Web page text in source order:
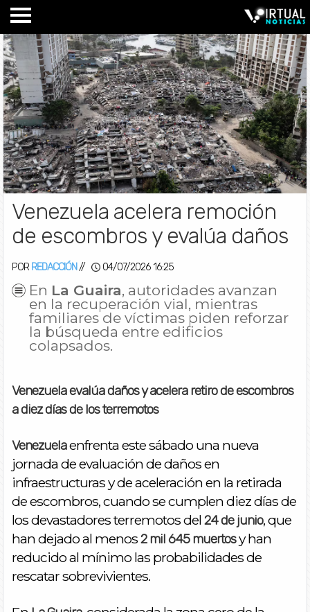
Venezuela acelera remoción
de escombros y evalúa daños
POR REDACCIÓN // 04/07/2026 16:25
En La Guaira, autoridades avanzan
en la recuperación vial, mientras
familiares de víctimas piden reforzar
la búsqueda entre edificios
colapsados.
Venezuela evalúa daños y acelera retiro de escombros
a diez días de los terremotos
Venezuelaenfrenta este sábado una nueva
jornada de evaluación de daños en
infraestructuras y de aceleración en la retirada
de escombros, cuando se cumplen diez días de
los devastadores terremotos del 24 de junio, que
han dejado al menos2 mil 645 muertosy han
reducido al mínimo las probabilidades de
rescatar sobrevivientes.